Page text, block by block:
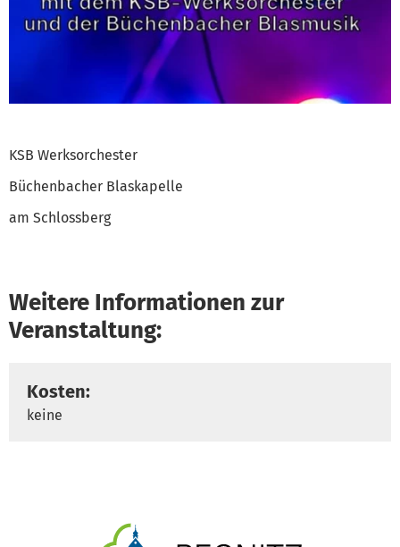
KSB Werksorchester
Büchenbacher Blaskapelle
am Schlossberg
Weitere Informationen zur
Veranstaltung:
Kosten:
keine